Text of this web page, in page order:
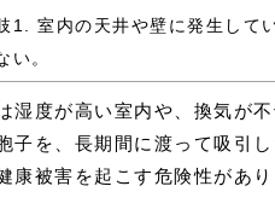
1. 室内の天井や壁に発生して
い。
湿度が高い室内や、換気が
子を、長期間に渡って吸引
康被害を起こす危険性があり